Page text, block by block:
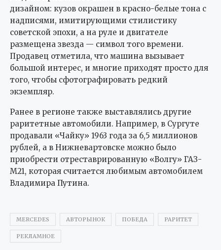
дизайном: кузов окрашен в красно-белые тона с
надписями, имитирующими стилистику
советской эпохи, а на руле и двигателе
размещена звезда — символ того времени.
Продавец отметила, что машина вызывает
большой интерес, и многие приходят просто для
того, чтобы сфотографировать редкий
экземпляр.
Ранее в регионе также выставлялись другие
раритетные автомобили. Например, в Сургуте
продавали «Чайку» 1963 года за 6,5 миллионов
рублей, а в Нижневартовске можно было
приобрести отреставрированную «Волгу» ГАЗ-
М21, которая считается любимым автомобилем
Владимира Путина.
MERCEDES АВТОРЫНОК ПОБЕДА РАРИТЕТ
РЕКЛАМНОЕ